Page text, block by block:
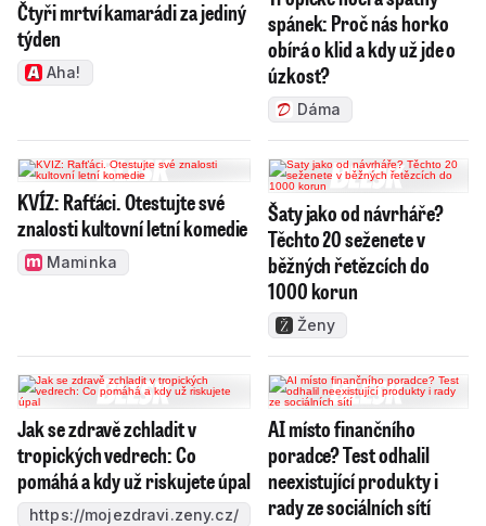
Čtyři mrtví kamarádi za jediný
týden
Aha!
spánek: Proč nás horko
obírá o klid a kdy už jde o
úzkost?
Dáma
KVÍZ: Rafťáci. Otestujte své
znalosti kultovní letní komedie
Maminka
Šaty jako od návrháře?
Těchto 20 seženete v
běžných řetězcích do
1000 korun
Ženy
Jak se zdravě zchladit v
tropických vedrech: Co
pomáhá a kdy už riskujete úpal
https://mojezdravi.zeny.cz/
AI místo finančního
poradce? Test odhalil
neexistující produkty i
rady ze sociálních sítí